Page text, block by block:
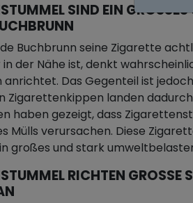
SIND EIN GROSSES
Buchbrunn seine Zigarette
der Nähe ist, denkt
anrichtet. Das Gegenteil ist
Zigarettenkippen landen
haben gezeigt, dass
Mülls verursachen. Diese
großes und stark
RICHTEN GROSSE